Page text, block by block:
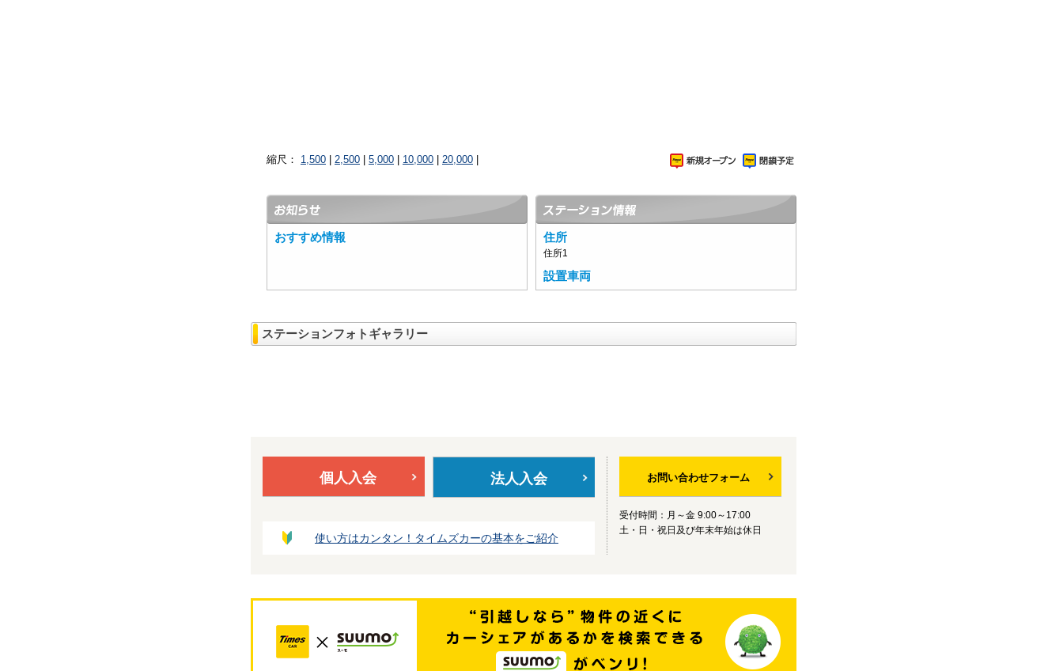
縮尺： 1,500 2,500 5,000 10,000 20,000
おすすめ情報 住所
住所1
設置車両
ステーションフォトギャラリー
個人入会 法人入会
使い方はカンタン！タイムズカーの基本をご紹介
お問い合わせフォーム
受付時間：月～金 9:00～17:00
土・日・祝日及び年末年始は休日